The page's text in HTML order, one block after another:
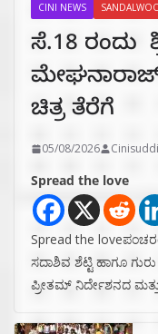
CINI NEWS
ಸೆ.18 ರಂದು
ಚಿತ್ರ ತೆರೆಗೆ
05/08/2026
Spread the love
Spread the
ಸದಾಶಿವ ಶೆಟ್ಟಿ ಹಾಗೂ
ಪ್ರೀತಮ್ ನಿರ್ದೇಶನದ